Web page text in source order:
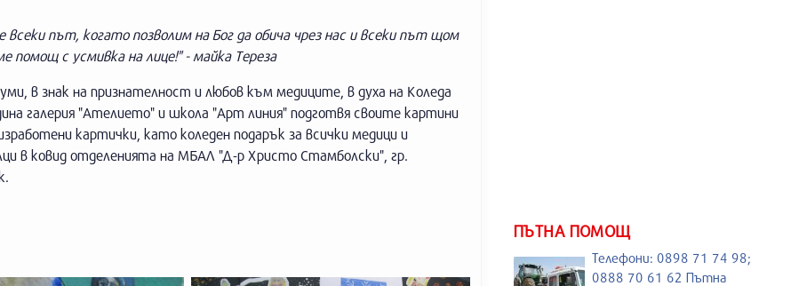
всеки път, когато позволим на Бог да обича чрез нас и всеки път щом
помощ с усмивка на лице!" - майка Тереза
в знак на признателност и любов към медиците, в духа на Коледа
галерия "Ателието" и школа "Арт линия" подготвя своите картини
картички, като коледен подарък за всички медици и
в ковид отделенията на МБАЛ "Д-р Христо Стамболски", гр.
ПЪТНА ПОМОЩ
Телефони: 0898 71 74 98;
0888 70 61 62 Пътна